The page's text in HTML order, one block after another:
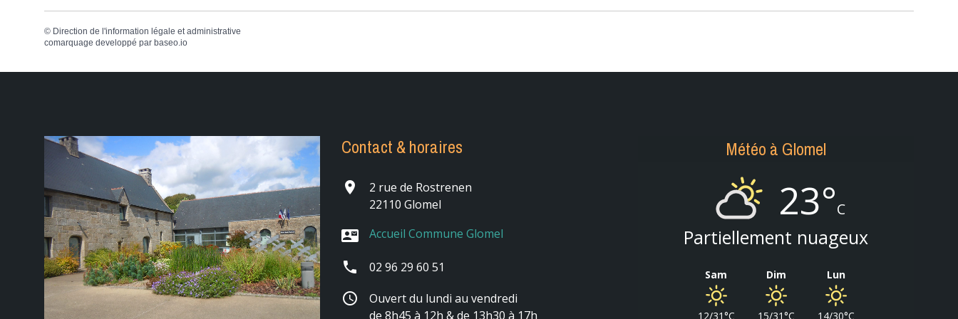
© Direction de l'information légale et administrative
comarquage developpé par baseo.io
Contact & horaires
place
2 rue de Rostrenen
22110 Glomel
contact_mail Accueil Commune Glomel
phone 02 96 29 60 51
schedule
Ouvert du lundi au vendredi
de 8h45 à 12h & de 13h30 à 17h
Météo à Glomel
23°C
Partiellement nuageux
Sam
12/31°C
Dim
15/31°C
Lun
14/30°C